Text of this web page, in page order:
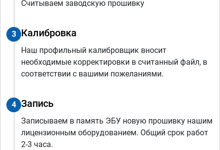
Считываем заводскую прошивку
3 Калибровка
Наш профильный калибровщик вносит
необходимые корректировки в считанный файл, в
соответствии с вашими пожеланиями.
4 Запись
Записываем в память ЭБУ новую прошивку нашим
лицензионным оборудованием. Общий срок работ
2-3 часа.